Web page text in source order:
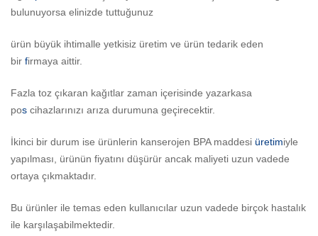
bulunuyorsa elinizde tuttuğunuz
ürün büyük ihtimalle yetkisiz üretim ve ürün tedarik eden
bir firmaya aittir.
Fazla toz çıkaran kağıtlar zaman içerisinde yazarkasa
pos cihazlarınızı arıza durumuna geçirecektir.
İkinci bir durum ise ürünlerin kanserojen BPA maddesi üretimiyle
yapılması, ürünün fiyatını düşürür ancak maliyeti uzun vadede
ortaya çıkmaktadır.
Bu ürünler ile temas eden kullanıcılar uzun vadede birçok hastalık
ile karşılaşabilmektedir.